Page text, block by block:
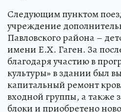
Следующим пунктом
учреждение
Павловского района –
имени Е.Х. Гаген. За
благодаря участию в
культуры» в здании был
капитальный ремонт
входной группы, а также
блоки и приобретено